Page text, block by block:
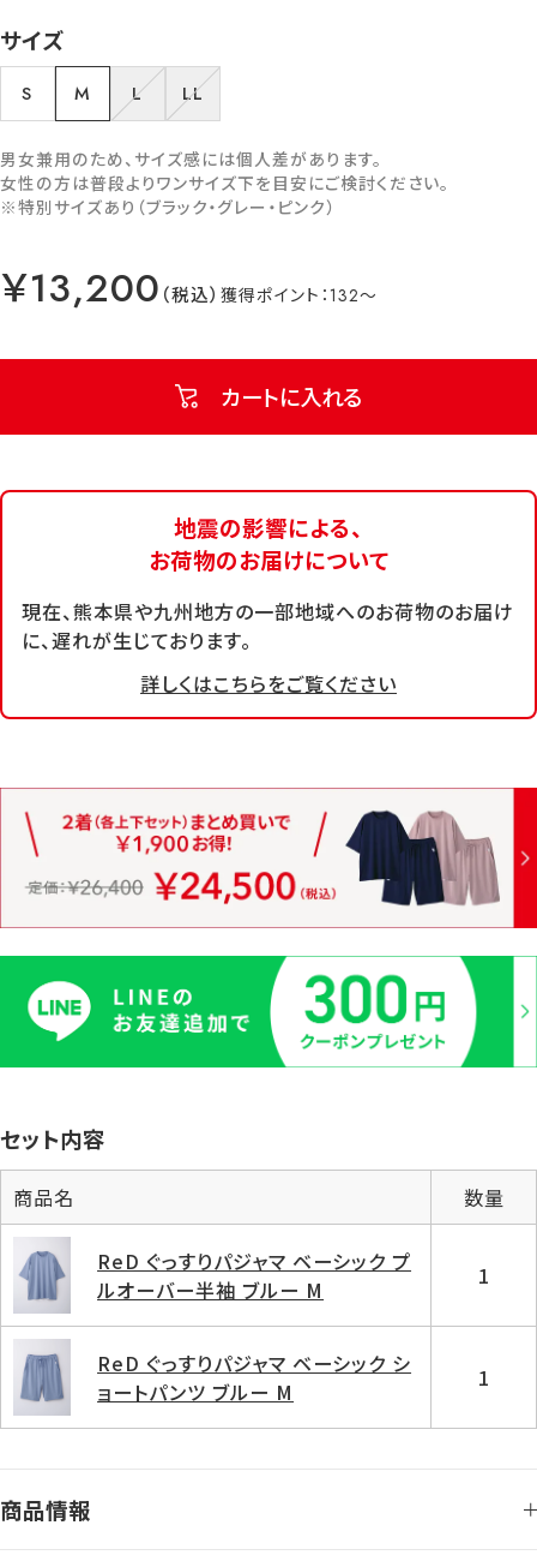
サイズ
S M L LL
￥13,200 132
カートに入れる
男女兼用のため、サイズ感には個人差があります。
女性の方は普段よりワンサイズ下を目安にご検討ください。
※特別サイズあり（ブラック・グレー・ピンク）
地震の影響による、
お荷物のお届けについて
現在、熊本県や九州地方の一部地域へのお荷物のお届け
に、遅れが生じております。
詳しくはこちらをご覧ください
セット内容
商品名 数量
ReD ぐっすりパジャマ ベーシック プ
ルオーバー半袖 ブルー M
1
ReD ぐっすりパジャマ ベーシック シ
ョートパンツ ブルー M
1
商品情報